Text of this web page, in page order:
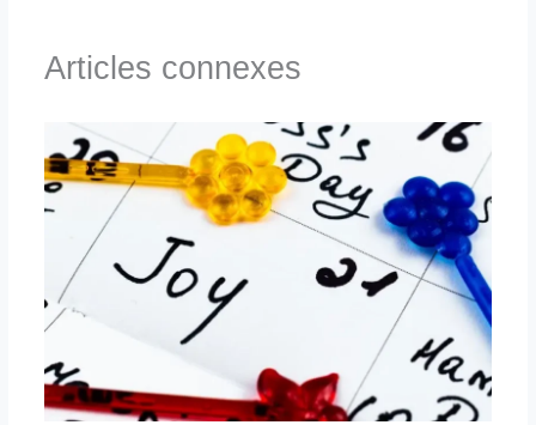
Articles connexes